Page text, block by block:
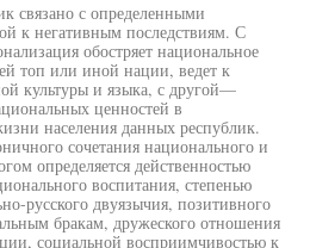
связано с определенными
к негативным последствиям. С
обостряет национальное
топ или иной нации, ведет к
культуры и языка, с другой—
ценностей в
населения данных республик.
сочетания национального и
определяется действенностью
воспитания, степенью
русского двуязычия, позитивного
бракам, дружеского отношения
социальной восприимчивостью к